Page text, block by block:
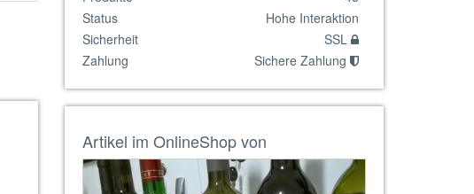
Status
Hohe Interaktion
Sicherheit
SSL
Zahlung
Sichere Zahlung
Artikel im OnlineShop von